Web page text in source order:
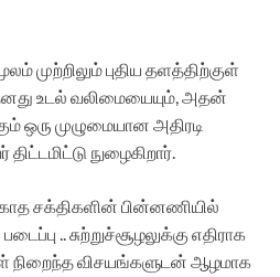
முற்றிலும் புதிய தளத்திற்குள்
உடல் வலிமையையும், அதன்
ஒரு முழுமையான அதிரடி
நுழைகிறார்.
சக்திகளின் பின்னணியில்
.. சுற்றுச்சூழலுக்கு எதிராக
நிறைந்த விசயங்களுடன் ஆழமாக